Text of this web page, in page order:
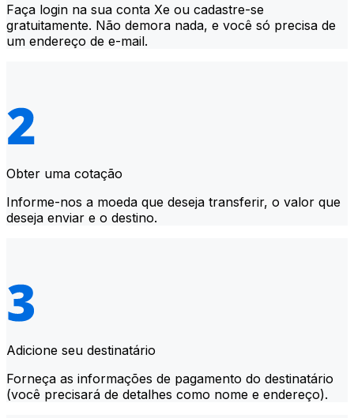
Faça login na sua conta Xe ou cadastre-se
gratuitamente. Não demora nada, e você só precisa de
um endereço de e-mail.
Obter uma cotação
Informe-nos a moeda que deseja transferir, o valor que
deseja enviar e o destino.
Adicione seu destinatário
Forneça as informações de pagamento do destinatário
(você precisará de detalhes como nome e endereço).